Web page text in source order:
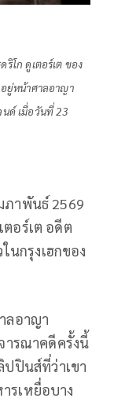
โก ดูเตอร์เต ของ
ยู่หน้าศาลอาญา
นด์ เมื่อวันที่ 23
ภาพันธ์ 2569
ตอร์เต อดีต
กรุงเฮกของ
ลอาญา
ารณาคดีครั้งนี้
ปินส์ที่ว่าเขา
รเหยื่อบาง